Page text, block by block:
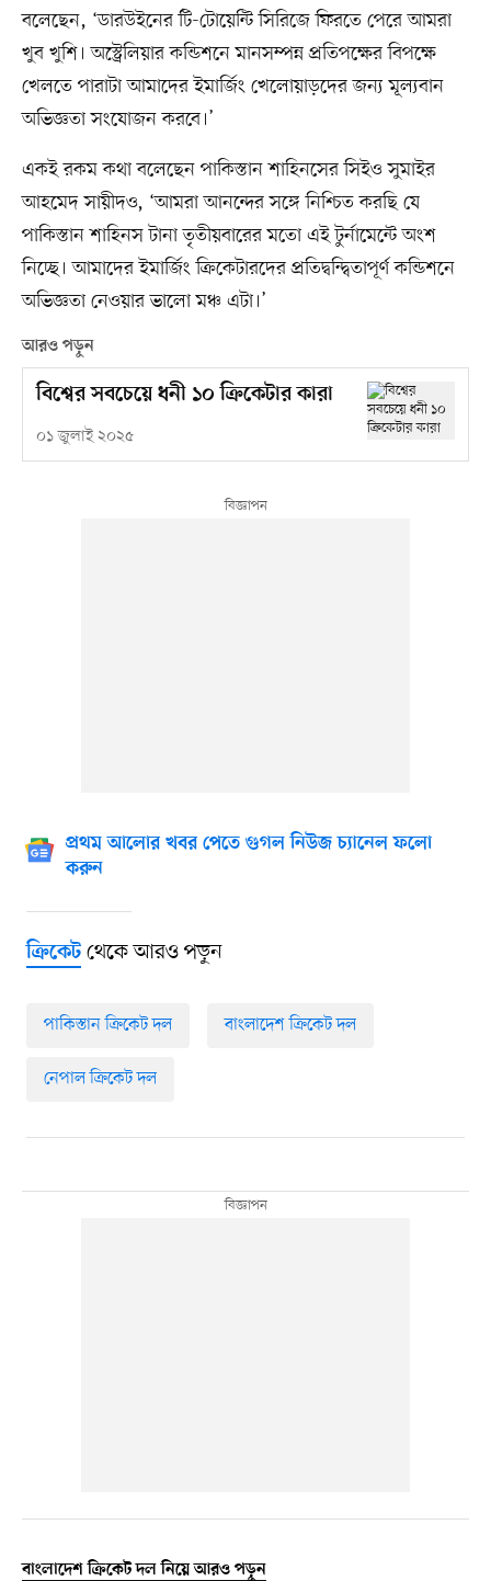
বলেছেন, ‘ডারউইনের টি-টোয়েন্টি সিরিজে ফিরতে পেরে আমরা
খুব খুশি। অস্ট্রেলিয়ার কন্ডিশনে মানসম্পন্ন প্রতিপক্ষের বিপক্ষে
খেলতে পারাটা আমাদের ইমার্জিং খেলোয়াড়দের জন্য মূল্যবান
অভিজ্ঞতা সংযোজন করবে।’
একই রকম কথা বলেছেন পাকিস্তান শাহিনসের সিইও সুমাইর
আহমেদ সায়ীদও, ‘আমরা আনন্দের সঙ্গে নিশ্চিত করছি যে
পাকিস্তান শাহিনস টানা তৃতীয়বারের মতো এই টুর্নামেন্টে অংশ
নিচ্ছে। আমাদের ইমার্জিং ক্রিকেটারদের প্রতিদ্বন্দ্বিতাপূর্ণ কন্ডিশনে
অভিজ্ঞতা নেওয়ার ভালো মঞ্চ এটা।’
আরও পড়ুন
বিশ্বের সবচেয়ে ধনী ১০ ক্রিকেটার কারা
০১ জুলাই ২০২৫
প্রথম আলোর খবর পেতে গুগল নিউজ চ্যানেল ফলো
করুন
ক্রিকেটথেকে আরও পড়ুন
পাকিস্তান ক্রিকেট দল বাংলাদেশ ক্রিকেট দল
নেপাল ক্রিকেট দল
বাংলাদেশ ক্রিকেট দল নিয়ে আরও পড়ুন